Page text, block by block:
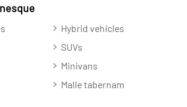
Hybrid vehicles
SUVs
Minivans
Malle tabernam